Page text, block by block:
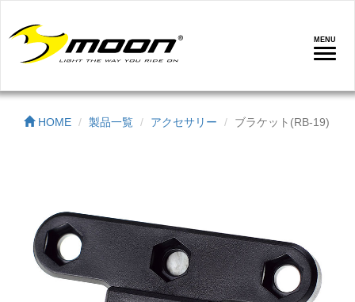
MENU
ナ
ゲ
シ
HOME 製品一覧 アクセサリー ブラケット(RB-19)